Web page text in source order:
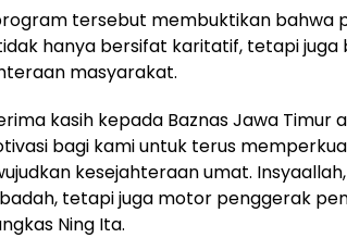
tersebut membuktikan bahwa
hanya bersifat karitatif, tetapi
masyarakat.
kasih kepada Baznas Jawa Timur
bagi kami untuk terus
kesejahteraan umat.
tetapi juga motor penggerak
Ning Ita.